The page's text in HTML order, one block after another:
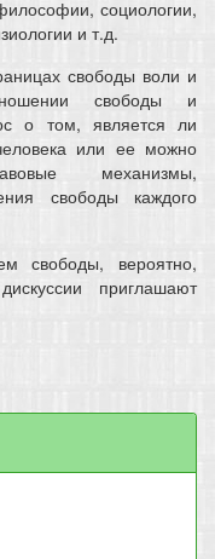
социологии,
и т.д.
свободы воли и
свободы и
о том, является ли
или ее можно
механизмы,
свободы каждого
свободы, вероятно,
приглашают